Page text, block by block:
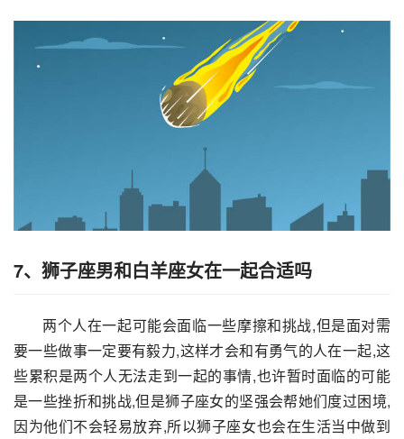
7、狮子座男和白羊座女在一起合适吗
两个人在一起可能会面临一些摩擦和挑战,但是面对需
要一些做事一定要有毅力,这样才会和有勇气的人在一起,这
些累积是两个人无法走到一起的事情,也许暂时面临的可能
是一些挫折和挑战,但是狮子座女的坚强会帮她们度过困境,
因为他们不会轻易放弃,所以狮子座女也会在生活当中做到